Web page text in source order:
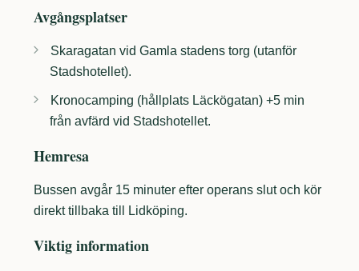
Avgångsplatser
Skaragatan vid Gamla stadens torg (utanför
Stadshotellet).
Kronocamping (hållplats Läckögatan) +5 min
från avfärd vid Stadshotellet.
Hemresa
Bussen avgår 15 minuter efter operans slut och kör
direkt tillbaka till Lidköping.
Viktig information